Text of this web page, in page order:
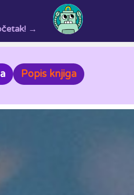
→
Popis knjiga